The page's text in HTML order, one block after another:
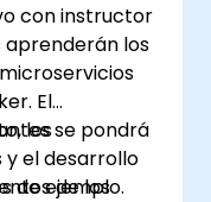
con instructor
aprenderán los
El
se pondrá
el desarrollo
de ejemplo.
los
de los